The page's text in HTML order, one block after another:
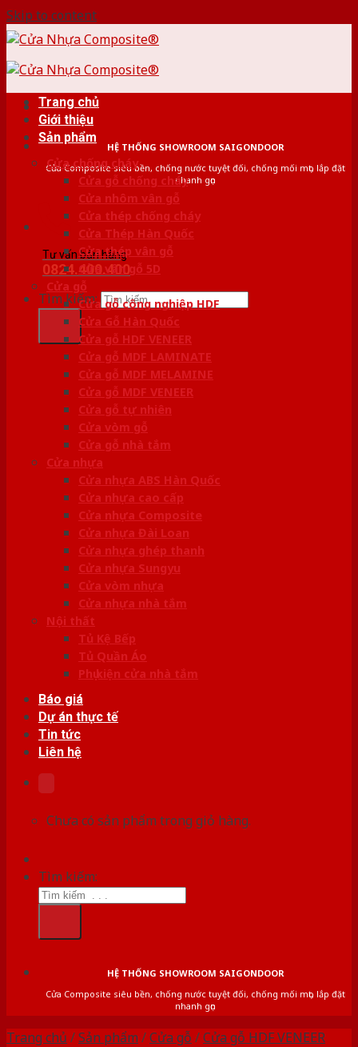
Skip to content
HỆ THỐNG SHOWROOM SAIGONDOOR
Cửa Composite siêu bền, chống nước tuyệt đối, chống mối mọt, lắp đặt
nhanh gọn
Tư vấn bán hàng
0824.400.400
Tìm kiếm:
Trang chủ
Giới thiệu
Sản phẩm
Cửa chống cháy
Cửa gỗ chống cháy
Cửa nhôm vân gỗ
Cửa thép chống cháy
Cửa Thép Hàn Quốc
Cửa thép vân gỗ
Cửa vân gỗ 5D
Cửa gỗ
Cửa gỗ công nghiệp HDF
Cửa Gỗ Hàn Quốc
Cửa gỗ HDF VENEER
Cửa gỗ MDF LAMINATE
Cửa gỗ MDF MELAMINE
Cửa gỗ MDF VENEER
Cửa gỗ tự nhiên
Cửa vòm gỗ
Cửa gỗ nhà tắm
Cửa nhựa
Cửa nhựa ABS Hàn Quốc
Cửa nhựa cao cấp
Cửa nhựa Composite
Cửa nhựa Đài Loan
Cửa nhựa ghép thanh
Cửa nhựa Sungyu
Cửa vòm nhựa
Cửa nhựa nhà tắm
Nội thất
Tủ Kệ Bếp
Tủ Quần Áo
Phụ kiện cửa nhà tắm
Báo giá
Dự án thực tế
Tin tức
Liên hệ
Chưa có sản phẩm trong giỏ hàng.
Tìm kiếm:
HỆ THỐNG SHOWROOM SAIGONDOOR
Cửa Composite siêu bền, chống nước tuyệt đối, chống mối mọt, lắp đặt
nhanh gọn
Trang chủ /Sản phẩm /Cửa gỗ /Cửa gỗ HDF VENEER